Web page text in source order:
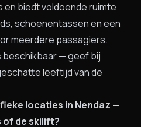
en biedt voldoende ruimte
schoenentassen en een
meerdere passagiers.
— geef bij
leeftijd van de
locaties in Nendaz —
de skilift?